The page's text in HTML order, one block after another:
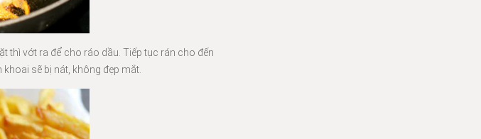
thì vớt ra để cho ráo dầu. Tiếp tục rán cho đến
sẽ bị nát, không đẹp mắt.